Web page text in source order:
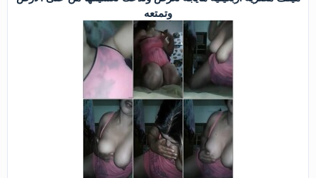
وتمتعه